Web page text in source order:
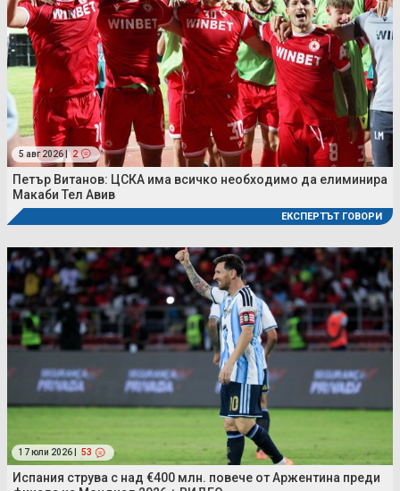
5 авг 2026 | 2
Петър Витанов: ЦСКА има всичко необходимо да елиминира
Макаби Тел Авив
ЕКСПЕРТЪТ ГОВОРИ
17 юли 2026 | 53
Испания струва с над €400 млн. повече от Аржентина преди